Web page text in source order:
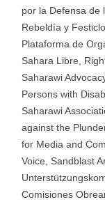
por la Defensa de
Rebeldía y
Plataforma de
Sahara Libre,
Saharawi
Persons with
Saharawi
against the
for Media and
Voice, Sandblast
Comisiones